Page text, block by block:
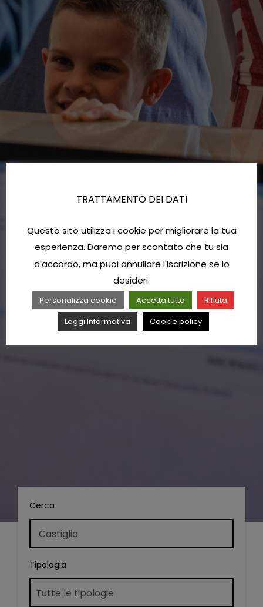
Cerca
Tipologia
TRATTAMENTO DEI DATI
Questo sito utilizza i cookie per migliorare la tua
esperienza. Daremo per scontato che tu sia
d'accordo, ma puoi annullare l'iscrizione se lo
desideri.
Personalizza cookie Accetta tutto
Rifiuta
Leggi Informativa
Cookie policy